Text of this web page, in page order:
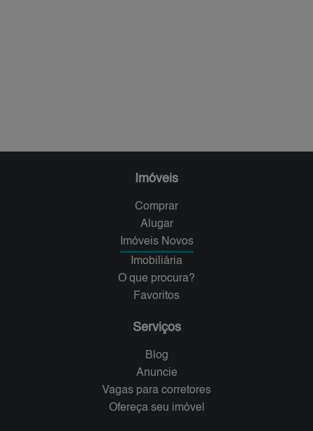
Imóveis
Comprar
Alugar
Imóveis Novos
Imobiliária
O que procura?
Favoritos
Serviços
Blog
Anuncie
Vagas para corretores
Ofereça seu imóvel